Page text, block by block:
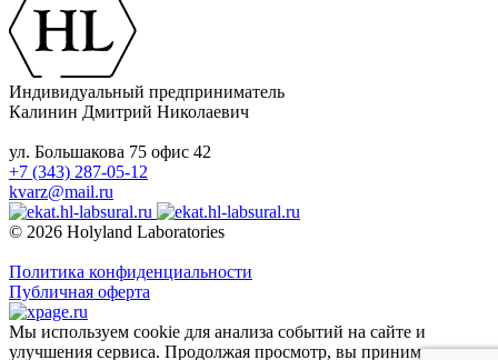
Индивидуальный предприниматель
Калинин Дмитрий Николаевич
ул. Большакова 75 офис 42
+7 (343) 287-05-12
kvarz@mail.ru
© 2026 Holyland Laboratories
Политика конфиденциальности
Публичная оферта
Мы используем cookie для анализа событий на сайте и
улучшения сервиса. Продолжая просмотр, вы принимаете